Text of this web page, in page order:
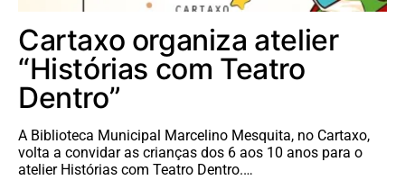
Cartaxo organiza atelier
“Histórias com Teatro
Dentro”
A Biblioteca Municipal Marcelino Mesquita, no Cartaxo,
volta a convidar as crianças dos 6 aos 10 anos para o
atelier Histórias com Teatro Dentro.…